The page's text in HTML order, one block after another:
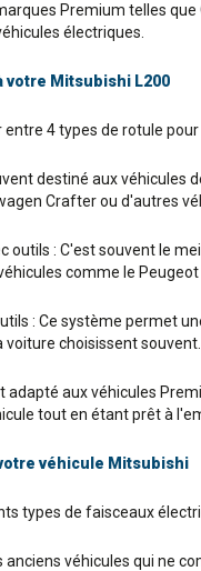
Premium telles
électriques.
votre Mitsubishi L200
4 types de rotule
destiné aux véhicules
Crafter ou d'autres
: C'est souvent le
comme le Peugeot
: Ce système permet
choisissent
aux véhicules
tout en étant prêt à
véhicule Mitsubishi
types de faisceaux
anciens véhicules qui ne